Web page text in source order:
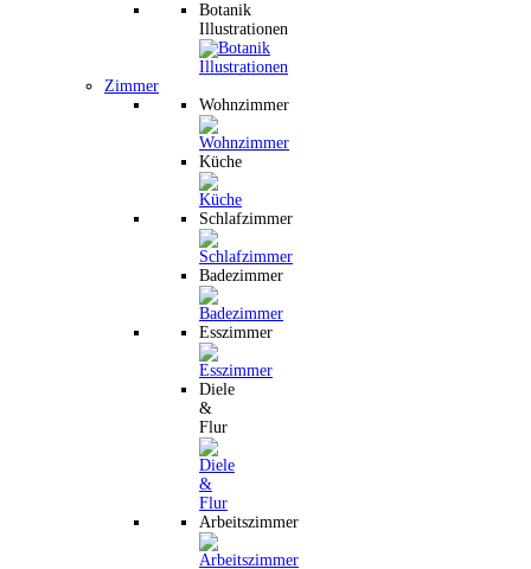
Botanik
Illustrationen
Zimmer
Wohnzimmer
Küche
Schlafzimmer
Badezimmer
Esszimmer
Diele
&
Flur
Arbeitszimmer